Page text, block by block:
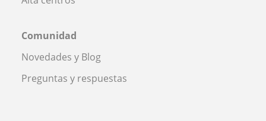
Comunidad
Novedades y Blog
Preguntas y respuestas